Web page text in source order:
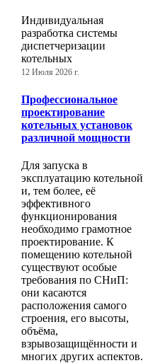
Индивидуальная
разработка системы
диспетчеризации
котельных
12 Июля 2026 г.
Профессиональное
проектирование
котельных установок
различной мощности
Для запуска в
эксплуатацию котельной
и, тем более, её
эффективного
функционирования
необходимо грамотное
проектирование. К
помещению котельной
существуют особые
требования по СНиП:
они касаются
расположения самого
строения, его высоты,
объёма,
взрывозащищённости и
многих других аспектов.